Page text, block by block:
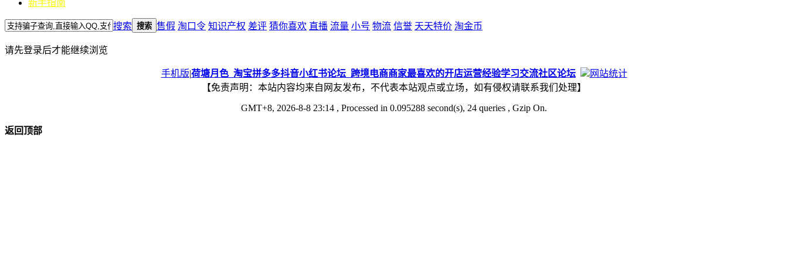
新手指南
搜索 搜索 售假 淘口令 知识产权 差评 猜你喜欢 直播 流量 小号 物流 信誉 天天特价 淘金币
请先登录后才能继续浏览
手机版|荷塘月色_淘宝拼多多抖音小红书论坛_跨境电商商家最喜欢的开店运营经验学习交流社区论坛
网站统计
【免责声明：本站内容均来自网友发布，不代表本站观点或立场，如有侵权请联系我们处理】
GMT+8, 2026-8-8 23:14 , Processed in 0.095288 second(s), 24 queries , Gzip On.
返回顶部